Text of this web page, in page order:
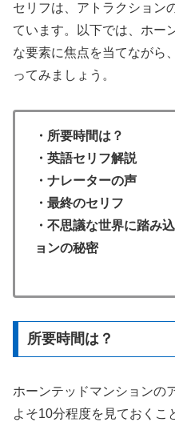
セリフは、アトラクション
ています。以下では、ホー
な要素に焦点を当てながら
ってみましょう。
・所要時間は？
・英語セリフ解説
・ナレーターの声
・最終のセリフ
・不思議な世界に踏み
ョンの秘密
所要時間は？
ホーンテッドマンションの
よそ10分程度を見ておくこ